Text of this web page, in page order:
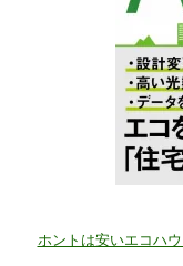
ホントは安いエコハ